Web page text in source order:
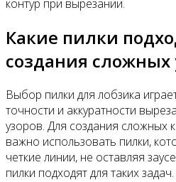
контур при вырезании.
Какие пилки
создания сложных
Выбор пилки для лобзика
точности и аккуратности
узоров. Для создания сложных
важно использовать пилки,
четкие линии, не оставляя
пилки подходят для таких задач.